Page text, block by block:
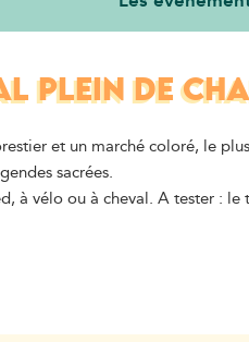
PLEIN DE
et un marché coloré, le
sacrées.
à vélo ou à cheval. A tester :